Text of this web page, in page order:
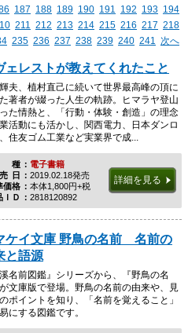
187 188 189 190 191 192 193 194
211 212 213 214 215 216 217 218
235 236 237 238 239 240 241 次へ
ェレストが教えてくれたこと
夫、植村直己に続いて世界最高峰の頂に
著者が綴った人生の軌跡。ヒマラヤ登山
た情熱と、「行動・体験・創造」の理念
活動にも活かし、関西電力、日本ダンロ
住友ゴム工業など実業界で成...
種電子書籍
日 2019.02.18発売
価格
本体1,800円+税
ＩＤ
2818120892
詳細を見る
ケイ文庫 野鳥の名前 名前の
と語源
溪名前図鑑』シリーズから、『野鳥の名
文庫版で登場。野鳥の名前の由来や、見
ポイントを知り、「名前を覚えること」
にする図鑑です。